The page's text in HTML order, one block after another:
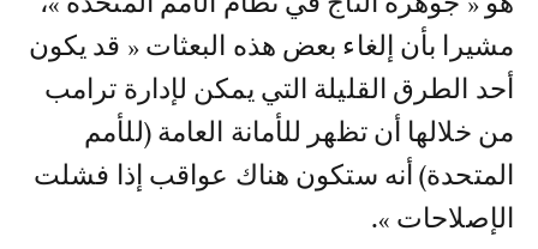
مشيرا بأن إلغاء بعض هذه البعثات « قد يكون
أحد الطرق القليلة التي يمكن لإدارة ترامب
من خلالها أن تظهر للأمانة العامة (للأمم
المتحدة) أنه ستكون هناك عواقب إذا فشلت
الإصلاحات ».